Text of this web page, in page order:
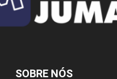
SOBRE NÓS